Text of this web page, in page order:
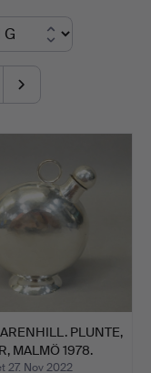
PLUNTE,
MALMÖ 1978.
27. Nov 2022